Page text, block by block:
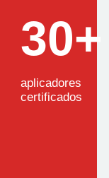
30+
aplicadores
certificados